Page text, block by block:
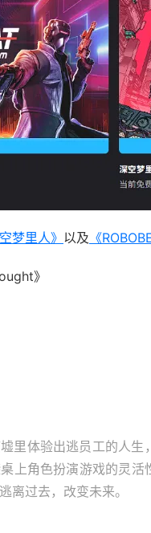
梦里人》 以及 《
》
里体验出逃员工的人
上角色扮演游戏的灵
离过去，改变未来。